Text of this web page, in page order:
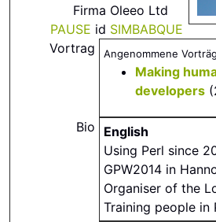
Firma Oleeo Ltd
PAUSE id SIMBABQUE
Vortrag
Angenommene
‎Making
developers‎
Bio
English
Using Perl since
GPW2014 in
Organiser of the
Training people in